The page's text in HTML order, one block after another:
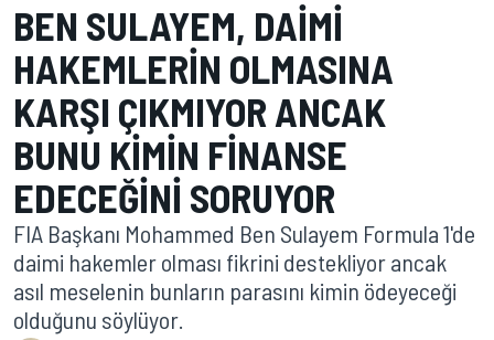
BEN SULAYEM, DAIMI
HAKEMLERIN OLMASINA
KARŞI ÇIKMIYOR ANCAK
BUNU KIMIN FINANSE
EDECEĞINI SORUYOR
FIA Başkanı Mohammed Ben Sulayem Formula 1'de
daimi hakemler olması fikrini destekliyor ancak
asıl meselenin bunların parasını kimin ödeyeceği
olduğunu söylüyor.